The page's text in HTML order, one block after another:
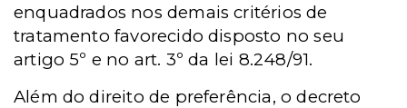
enquadrados nos demais critérios de
tratamento favorecido disposto no seu
artigo 5º e no art. 3º da lei 8.248/91.
Além do direito de preferência, o decreto